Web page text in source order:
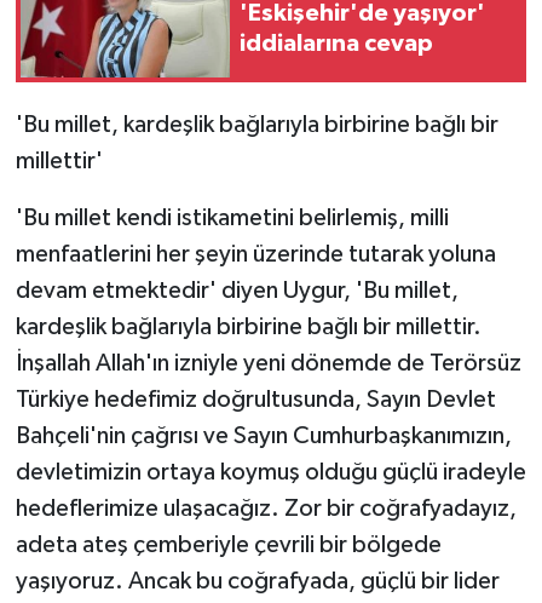
'Eskişehir'de yaşıyor'
iddialarına cevap
'Bu millet, kardeşlik bağlarıyla birbirine bağlı bir
millettir'
'Bu millet kendi istikametini belirlemiş, milli
menfaatlerini her şeyin üzerinde tutarak yoluna
devam etmektedir' diyen Uygur, 'Bu millet,
kardeşlik bağlarıyla birbirine bağlı bir millettir.
İnşallah Allah'ın izniyle yeni dönemde de Terörsüz
Türkiye hedefimiz doğrultusunda, Sayın Devlet
Bahçeli'nin çağrısı ve Sayın Cumhurbaşkanımızın,
devletimizin ortaya koymuş olduğu güçlü iradeyle
hedeflerimize ulaşacağız. Zor bir coğrafyadayız,
adeta ateş çemberiyle çevrili bir bölgede
yaşıyoruz. Ancak bu coğrafyada, güçlü bir lider